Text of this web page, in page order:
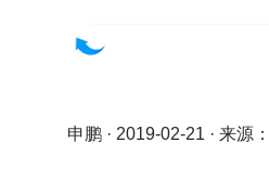
申鹏 · 2019-02-21 · 来源